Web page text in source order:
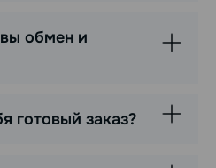
обмен и
готовый заказ?